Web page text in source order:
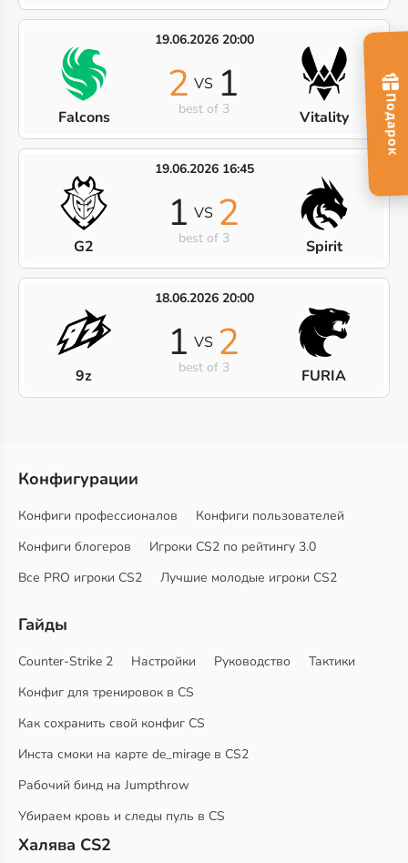
19.06.2026 20:00
Falcons
2 VS 1
best of 3 Vitality
19.06.2026 16:45
G2
1 VS 2
best of 3 Spirit
18.06.2026 20:00
9z
1 VS 2
best of 3 FURIA
Конфигурации
Конфиги профессионалов
Конфиги пользователей
Конфиги блогеров
Игроки CS2 по рейтингу 3.0
Все PRO игроки CS2
Лучшие молодые игроки CS2
Гайды
Counter-Strike 2 Настройки Руководство
Тактики
Конфиг для тренировок в CS
Как сохранить свой конфиг CS
Инста смоки на карте de_mirage в CS2
Рабочий бинд на Jumpthrow
Убираем кровь и следы пуль в CS
Халява CS2